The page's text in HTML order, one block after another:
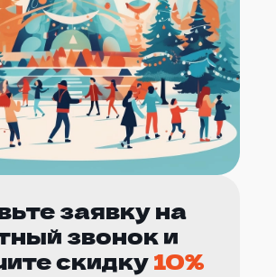
заявку на
звонок и
скидку10%